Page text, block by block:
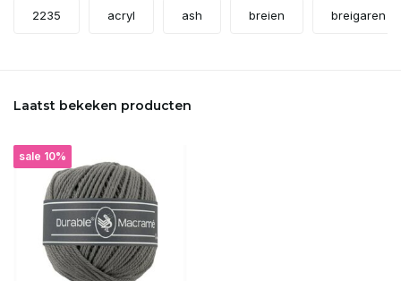
2235 acryl ash breien breigaren
Laatst bekeken producten
sale 10%